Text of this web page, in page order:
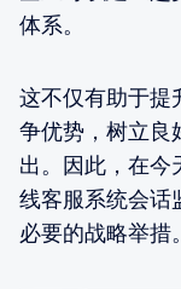
体系。
这不仅有助于提
争优势，树立良
出。因此，在今
线客服系统会话
必要的战略举措。